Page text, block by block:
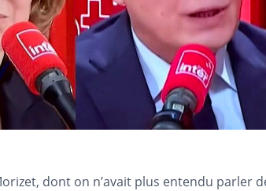
dont on n’avait plus entendu parler